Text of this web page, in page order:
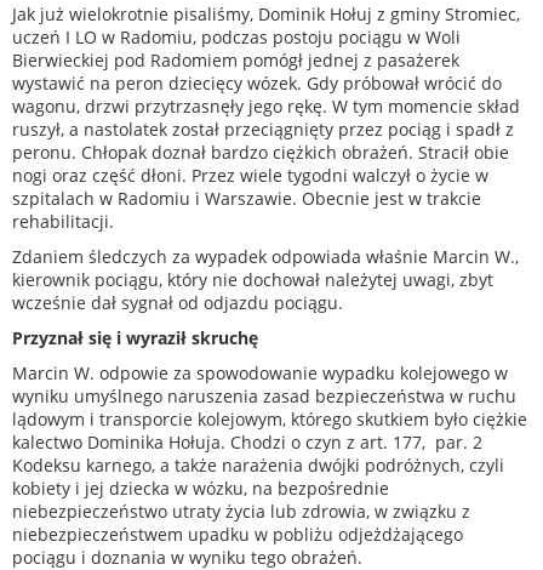
Jak już wielokrotnie pisaliśmy, Dominik Hołuj z gminy Stromiec,
uczeń I LO w Radomiu, podczas postoju pociągu w Woli
Bierwieckiej pod Radomiem pomógł jednej z pasażerek
wystawić na peron dziecięcy wózek. Gdy próbował wrócić do
wagonu, drzwi przytrzasnęły jego rękę. W tym momencie skład
ruszył, a nastolatek został przeciągnięty przez pociąg i spadł z
peronu. Chłopak doznał bardzo ciężkich obrażeń. Stracił obie
nogi oraz część dłoni. Przez wiele tygodni walczył o życie w
szpitalach w Radomiu i Warszawie. Obecnie jest w trakcie
rehabilitacji.
Zdaniem śledczych za wypadek odpowiada właśnie Marcin W.,
kierownik pociągu, który nie dochował należytej uwagi, zbyt
wcześnie dał sygnał od odjazdu pociągu.
Przyznał się i wyraził skruchę
Marcin W. odpowie za spowodowanie wypadku kolejowego w
wyniku umyślnego naruszenia zasad bezpieczeństwa w ruchu
lądowym i transporcie kolejowym, którego skutkiem było ciężkie
kalectwo Dominika Hołuja. Chodzi o czyn z art. 177, par. 2
Kodeksu karnego, a także narażenia dwójki podróżnych, czyli
kobiety i jej dziecka w wózku, na bezpośrednie
niebezpieczeństwo utraty życia lub zdrowia, w związku z
niebezpieczeństwem upadku w pobliżu odjeżdżającego
pociągu i doznania w wyniku tego obrażeń.